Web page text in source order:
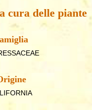
cura delle piante